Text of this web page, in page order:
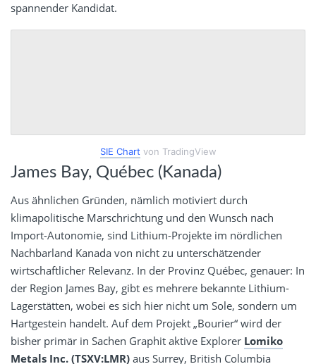
spannender Kandidat.
SIE Chart von TradingView
James Bay, Québec (Kanada)
Aus ähnlichen Gründen, nämlich motiviert durch
klimapolitische Marschrichtung und den Wunsch nach
Import-Autonomie, sind Lithium-Projekte im nördlichen
Nachbarland Kanada von nicht zu unterschätzender
wirtschaftlicher Relevanz. In der Provinz Québec, genauer: In
der Region James Bay, gibt es mehrere bekannte Lithium-
Lagerstätten, wobei es sich hier nicht um Sole, sondern um
Hartgestein handelt. Auf dem Projekt „Bourier“ wird der
bisher primär in Sachen Graphit aktive Explorer Lomiko
Metals Inc. (TSXV:LMR) aus Surrey, British Columbia